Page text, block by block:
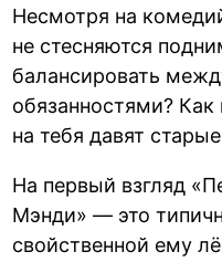
Несмотря на
не стесняются
балансировать
обязанностями?
на тебя давят
На первый взгляд
Мэнди» — это
свойственной ему